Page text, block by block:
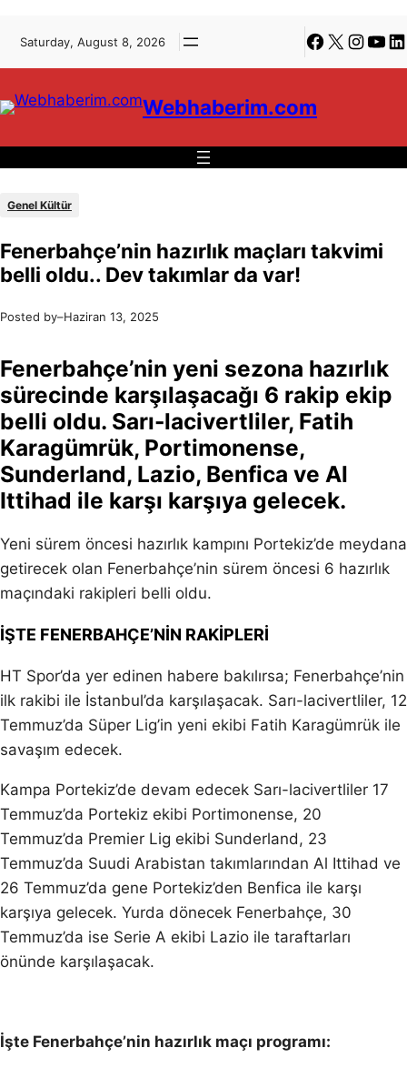
geçSaturday, August 8, 2026 Facebook
X
Webhaberim.com
Genel Kültür
Fenerbahçe’nin hazırlık maçları takvimi
belli oldu.. Dev takımlar da var!
Posted by–Haziran 13, 2025
Fenerbahçe’nin yeni sezona hazırlık
sürecinde karşılaşacağı 6 rakip ekip
belli oldu. Sarı-lacivertliler, Fatih
Karagümrük, Portimonense,
Sunderland, Lazio, Benfica ve Al
Ittihad ile karşı karşıya gelecek.
Yeni sürem öncesi hazırlık kampını Portekiz’de meydana
getirecek olan Fenerbahçe’nin sürem öncesi 6 hazırlık
maçındaki rakipleri belli oldu.
İŞTE FENERBAHÇE’NİN RAKİPLERİ
HT Spor’da yer edinen habere bakılırsa; Fenerbahçe’nin
ilk rakibi ile İstanbul’da karşılaşacak. Sarı-lacivertliler, 12
Temmuz’da Süper Lig’in yeni ekibi Fatih Karagümrük ile
savaşım edecek.
Kampa Portekiz’de devam edecek Sarı-lacivertliler 17
Temmuz’da Portekiz ekibi Portimonense, 20
Temmuz’da Premier Lig ekibi Sunderland, 23
Temmuz’da Suudi Arabistan takımlarından Al Ittihad ve
26 Temmuz’da gene Portekiz’den Benfica ile karşı
karşıya gelecek. Yurda dönecek Fenerbahçe, 30
Temmuz’da ise Serie A ekibi Lazio ile taraftarları
önünde karşılaşacak.
İşte Fenerbahçe’nin hazırlık maçı programı: